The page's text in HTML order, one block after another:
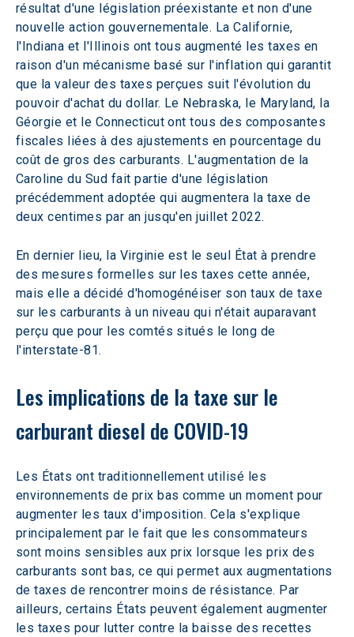
résultat d'une législation préexistante et non d'une
nouvelle action gouvernementale. La Californie,
l'Indiana et l'Illinois ont tous augmenté les taxes en
raison d'un mécanisme basé sur l'inflation qui garantit
que la valeur des taxes perçues suit l'évolution du
pouvoir d'achat du dollar. Le Nebraska, le Maryland, la
Géorgie et le Connecticut ont tous des composantes
fiscales liées à des ajustements en pourcentage du
coût de gros des carburants. L'augmentation de la
Caroline du Sud fait partie d'une législation
précédemment adoptée qui augmentera la taxe de
deux centimes par an jusqu'en juillet 2022.
En dernier lieu, la Virginie est le seul État à prendre
des mesures formelles sur les taxes cette année,
mais elle a décidé d'homogénéiser son taux de taxe
sur les carburants à un niveau qui n'était auparavant
perçu que pour les comtés situés le long de
l'interstate-81.
Les implications de la taxe sur le
carburant diesel de COVID-19
Les États ont traditionnellement utilisé les
environnements de prix bas comme un moment pour
augmenter les taux d'imposition. Cela s'explique
principalement par le fait que les consommateurs
sont moins sensibles aux prix lorsque les prix des
carburants sont bas, ce qui permet aux augmentations
de taxes de rencontrer moins de résistance. Par
ailleurs, certains États peuvent également augmenter
les taxes pour lutter contre la baisse des recettes